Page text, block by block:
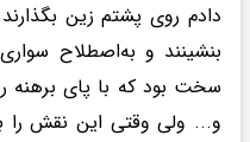
دادم روی پشتم زین
بنشینند و به‌اصطلاح
سخت بود که با پای برهنه
و... ولی وقتی این نقش را